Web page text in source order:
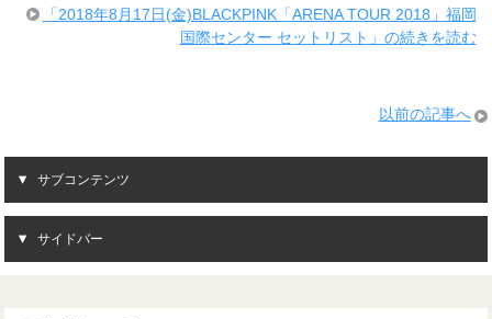
「2018年8月17日(金)BLACKPINK「ARENA TOUR 2018」福岡
国際センター セットリスト」の続きを読む
以前の記事へ
サブコンテンツ
サイドバー